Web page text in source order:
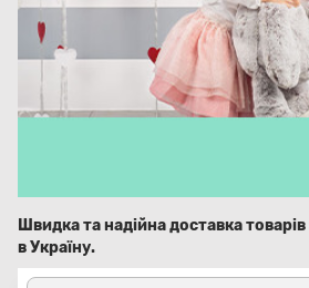
Швидка та надійна доставка
в Україну.